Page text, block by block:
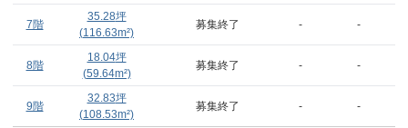
7階
35.28坪
(116.63m²)
募集終了 - -
8階
18.04坪
(59.64m²)
募集終了 - -
9階
32.83坪
(108.53m²)
募集終了 - -